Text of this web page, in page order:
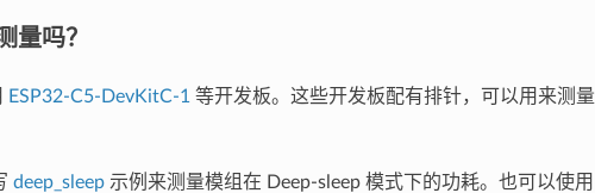
量吗？
ESP32-C5-DevKitC-1 等开发板。这些开发板配有排针，可以用来测量
deep_sleep 示例来测量模组在 Deep-sleep 模式下的功耗。也可以使用